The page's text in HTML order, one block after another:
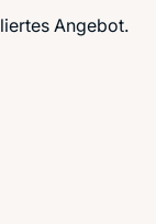
Angebot.